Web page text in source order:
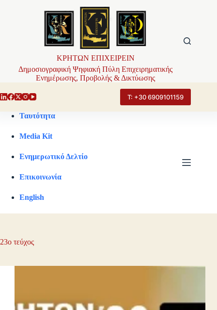
ΚΡΗΤΩΝ ΕΠΙΧΕΙΡΕΙΝ
Δημοσιογραφική Ψηφιακή Πύλη Επιχειρηματικής
Ενημέρωσης, Προβολής & Δικτύωσης
Τ: +30 6909101159
Ταυτότητα
Media Kit
Ενημερωτικό Δελτίο
Επικοινωνία
English
23ο τεύχος